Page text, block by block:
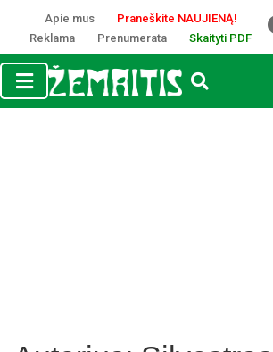
Apie mus
Praneškite NAUJIENĄ!
Reklama
Prenumerata Skaityti PDF